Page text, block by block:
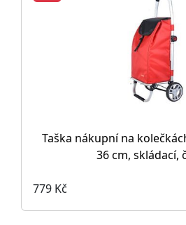
Taška nákupní na
36 cm, skládací,
779 Kč